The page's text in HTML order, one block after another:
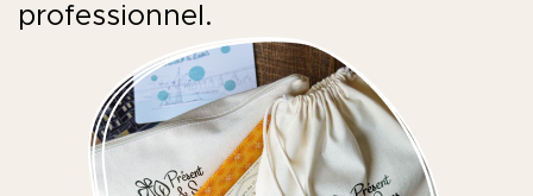
professionnel.